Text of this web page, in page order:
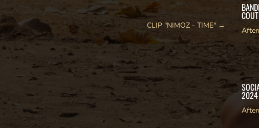
CLIP "NIMOZ - TIME"→
2024